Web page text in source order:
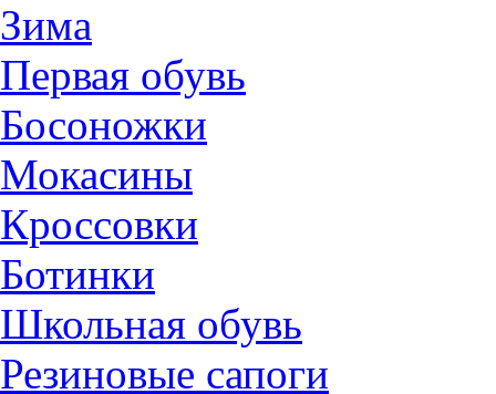
Зима
Первая обувь
Босоножки
Мокасины
Кроссовки
Ботинки
Школьная обувь
Резиновые сапоги